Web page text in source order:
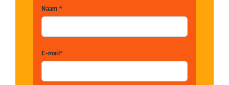
Naam *
E-mail*